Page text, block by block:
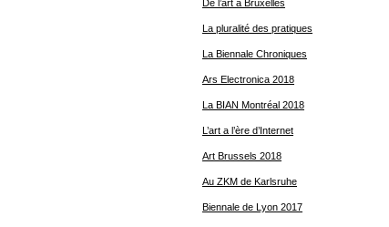
De l’art à Bruxelles
La pluralité des pratiques
La Biennale Chroniques
Ars Electronica 2018
La BIAN Montréal 2018
L’art a l’ère d’Internet
Art Brussels 2018
Au ZKM de Karlsruhe
Biennale de Lyon 2017